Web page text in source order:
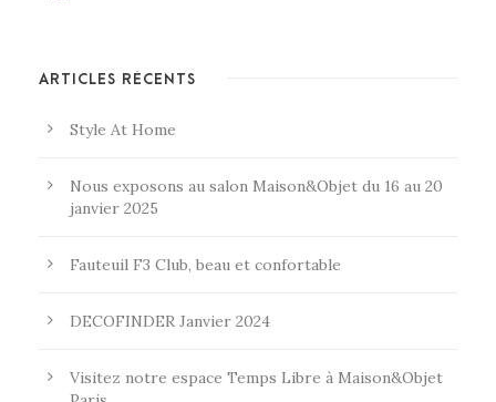
ARTICLES RÉCENTS
Style At Home
Nous exposons au salon Maison&Objet du 16 au 20
janvier 2025
Fauteuil F3 Club, beau et confortable
DECOFINDER Janvier 2024
Visitez notre espace Temps Libre à Maison&Objet